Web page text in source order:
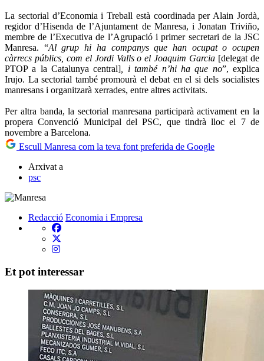
La sectorial d’Economia i Treball està coordinada per Alain Jordà,
regidor d’Hisenda de l’Ajuntament de Manresa, i Jonatan Triviño,
membre de l’Executiva de l’Agrupació i primer secretari de la JSC
Manresa. “Al grup hi ha companys que han ocupat o ocupen
càrrecs públics, com el Jordi Valls o el Joaquim Garcia [delegat de
PTOP a la Catalunya central] , i també n’hi ha que no”, explica
Irujo. La sectorial també promourà el debat en el si dels socialistes
manresans i organitzarà xerrades, entre altres activitats.
Per altra banda, la sectorial manresana participarà activament en la
propera Convenció Municipal del PSC, que tindrà lloc el 7 de
novembre a Barcelona.
Escull Manresa com la teva font preferida de Google
Arxivat a
psc
Redacció Economia i Empresa
Et pot interessar